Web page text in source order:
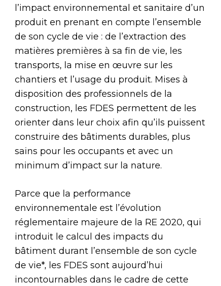
l’impact environnemental et sanitaire d’un
produit en prenant en compte l’ensemble
de son cycle de vie : de l’extraction des
matières premières à sa fin de vie, les
transports, la mise en œuvre sur les
chantiers et l’usage du produit. Mises à
disposition des professionnels de la
construction, les FDES permettent de les
orienter dans leur choix afin qu’ils puissent
construire des bâtiments durables, plus
sains pour les occupants et avec un
minimum d’impact sur la nature.
Parce que la performance
environnementale est l’évolution
réglementaire majeure de la RE 2020, qui
introduit le calcul des impacts du
bâtiment durant l’ensemble de son cycle
de vie*, les FDES sont aujourd’hui
incontournables dans le cadre de cette